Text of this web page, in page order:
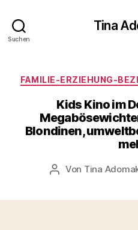
Suchen
Tina
FAMILIE-ERZIEHUNG-
Kids Kino im
Blondinen,
Beitragsautor
Von Tina